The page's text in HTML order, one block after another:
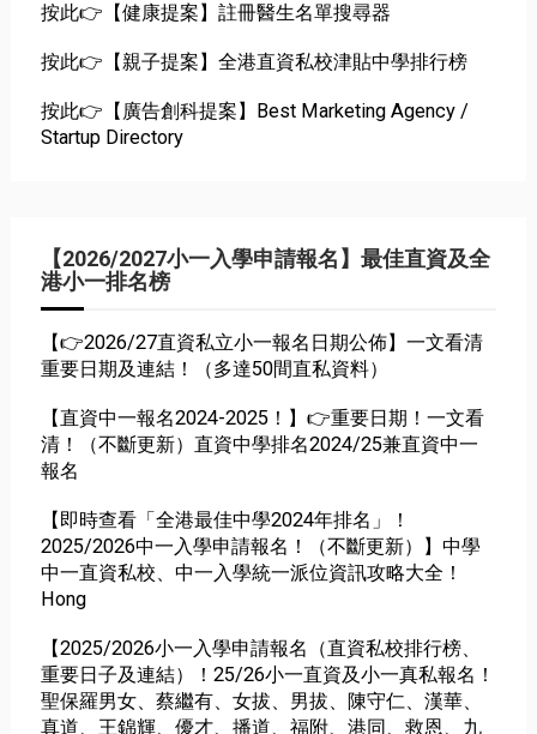
按此👉【健康提案】註冊醫生名單搜尋器
按此👉【親子提案】全港直資私校津貼中學排行榜
按此👉【廣告創科提案】Best Marketing Agency /
Startup Directory
【2026/2027小一入學申請報名】最佳直資及全
港小一排名榜
【👉2026/27直資私立小一報名日期公佈】一文看清
重要日期及連結！（多達50間直私資料）
【直資中一報名2024-2025！】👉重要日期！一文看
清！（不斷更新）直資中學排名2024/25兼直資中一
報名
【即時查看「全港最佳中學2024年排名」！
2025/2026中一入學申請報名！（不斷更新）】中學
中一直資私校、中一入學統一派位資訊攻略大全！
Hong
【2025/2026小一入學申請報名（直資私校排行榜、
重要日子及連結）！25/26小一直資及小一真私報名！
聖保羅男女、蔡繼有、女拔、男拔、陳守仁、漢華、
真道、王錦輝、優才、播道、福附、港同、救恩、九